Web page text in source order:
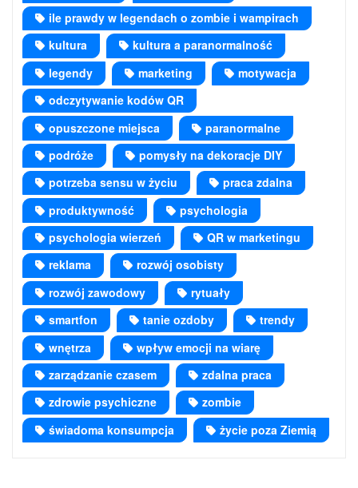
ile prawdy w legendach o zombie i wampirach
kultura
kultura a paranormalność
legendy
marketing
motywacja
odczytywanie kodów QR
opuszczone miejsca
paranormalne
podróże
pomysły na dekoracje DIY
potrzeba sensu w życiu
praca zdalna
produktywność
psychologia
psychologia wierzeń
QR w marketingu
reklama
rozwój osobisty
rozwój zawodowy
rytuały
smartfon
tanie ozdoby
trendy
wnętrza
wpływ emocji na wiarę
zarządzanie czasem
zdalna praca
zdrowie psychiczne
zombie
świadoma konsumpcja
życie poza Ziemią